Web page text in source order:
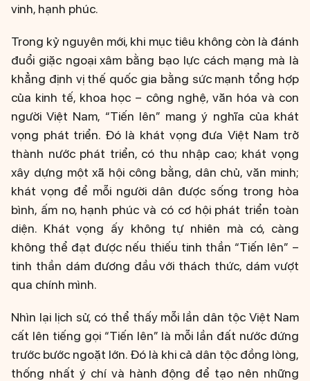
vinh, hạnh phúc.
Trong kỷ nguyên mới, khi mục tiêu không còn là đánh
đuổi giặc ngoại xâm bằng bạo lực cách mạng mà là
khẳng định vị thế quốc gia bằng sức mạnh tổng hợp
của kinh tế, khoa học – công nghệ, văn hóa và con
người Việt Nam, “Tiến lên” mang ý nghĩa của khát
vọng phát triển. Đó là khát vọng đưa Việt Nam trở
thành nước phát triển, có thu nhập cao; khát vọng
xây dựng một xã hội công bằng, dân chủ, văn minh;
khát vọng để mỗi người dân được sống trong hòa
bình, ấm no, hạnh phúc và có cơ hội phát triển toàn
diện. Khát vọng ấy không tự nhiên mà có, càng
không thể đạt được nếu thiếu tinh thần “Tiến lên” –
tinh thần dám đương đầu với thách thức, dám vượt
qua chính mình.
Nhìn lại lịch sử, có thể thấy mỗi lần dân tộc Việt Nam
cất lên tiếng gọi “Tiến lên” là mỗi lần đất nước đứng
trước bước ngoặt lớn. Đó là khi cả dân tộc đồng lòng,
thống nhất ý chí và hành động để tạo nên những